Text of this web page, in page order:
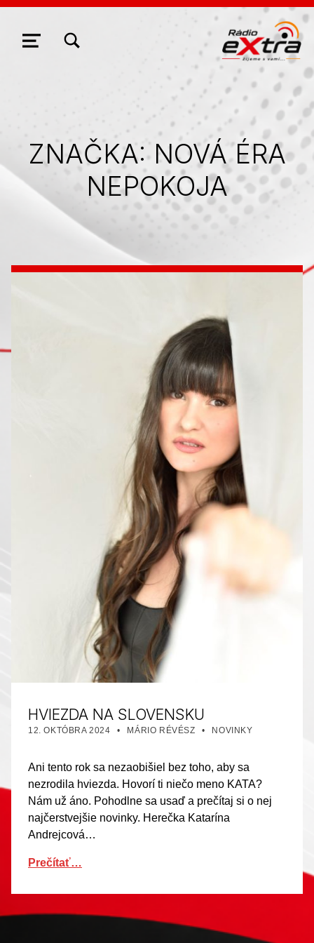
NAVIGÁCIA
ZNAČKA:NOVÁ ÉRA
NEPOKOJA
HVIEZDA NA SLOVENSKU
PUBLIKOVANÉ DŇA:
12. OKTÓBRA 2024
AUTOR:
MÁRIO RÉVÉSZ
KATEGORIZOVANÉ AKO:
NOVINKY
Ani tento rok sa nezaobišiel bez toho, aby sa
nezrodila hviezda. Hovorí ti niečo meno KATA?
Nám už áno. Pohodlne sa usaď a prečítaj si o nej
najčerstvejšie novinky. Herečka Katarína
Andrejcová…
Prečítať…